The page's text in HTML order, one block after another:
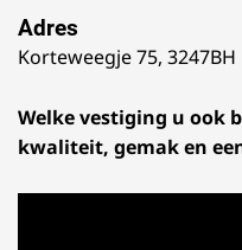
Adres
Korteweegje 75,
Welke vestiging u ook
kwaliteit, gemak en